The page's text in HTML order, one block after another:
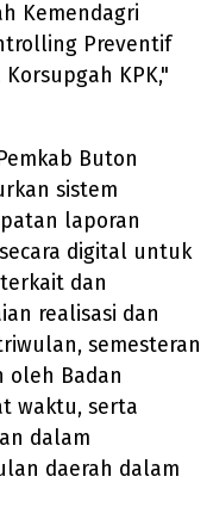
Kemendagri
Preventif
KPK,"
Buton
sistem
laporan
digital untuk
dan
realisasi dan
semesteran
oleh Badan
waktu, serta
dalam
daerah dalam